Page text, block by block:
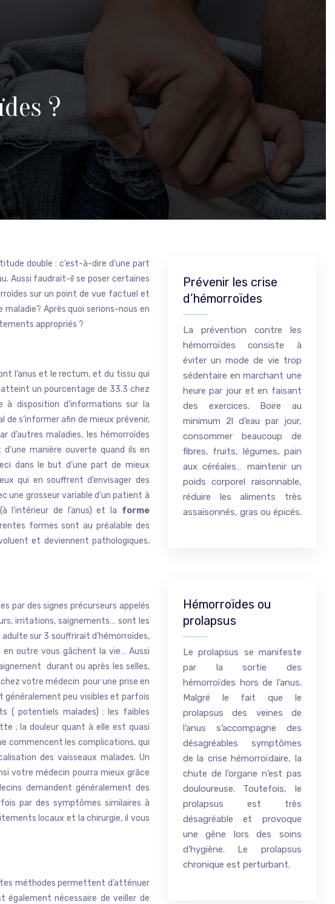
?
double : c’est-à-dire d’une part
Aussi faudrait-il se poser certaines
sur un point de vue factuel et
Après quoi serions-nous en
appropriés ?
l’anus et le rectum, et du tissu qui
un pourcentage de 33.3 chez
à disposition d’informations sur la
s’informer afin de mieux prévenir,
d’autres maladies, les hémorroïdes
manière ouverte quand ils en
dans le but d’une part de mieux
qui en souffrent d’envisager des
une grosseur variable d’un patient à
(à l’intérieur de l’anus) et la forme
formes sont au préalable des
et deviennent pathologiques,
par des signes précurseurs appelés
irritations, saignements… sont les
sur 3 souffrirait d’hémorroïdes,
outre vous gâchent la vie… Aussi
durant ou après les selles,
votre médecin pour une prise en
généralement peu visibles et parfois
( potentiels malades) : les faibles
; la douleur quant à elle est quasi
commencent les complications, qui
des vaisseaux malades. Un
votre médecin pourra mieux grâce
demandent généralement des
par des symptômes similaires à
locaux et la chirurgie, il vous
méthodes permettent d’atténuer
également nécessaire de veiller de
Prévenir les crise
d’hémorroïdes
La prévention contre les
hémorroïdes consiste à
éviter un mode de vie trop
sédentaire en marchant une
heure par jour et en faisant
des exercices. Boire au
minimum 2l d’eau par jour,
consommer beaucoup de
fibres, fruits, légumes, pain
aux céréales… maintenir un
poids corporel raisonnable,
réduire les aliments très
assaisonnés, gras ou épicés.
Hémorroïdes ou
prolapsus
Le prolapsus se manifeste
par la sortie des
hémorroïdes hors de l’anus.
Malgré le fait que le
prolapsus des veines de
l’anus s’accompagne des
désagréables symptômes
de la crise hémorroïdaire, la
chute de l’organe n’est pas
douloureuse. Toutefois, le
prolapsus est très
désagréable et provoque
une gêne lors des soins
d’hygiène. Le prolapsus
chronique est perturbant.